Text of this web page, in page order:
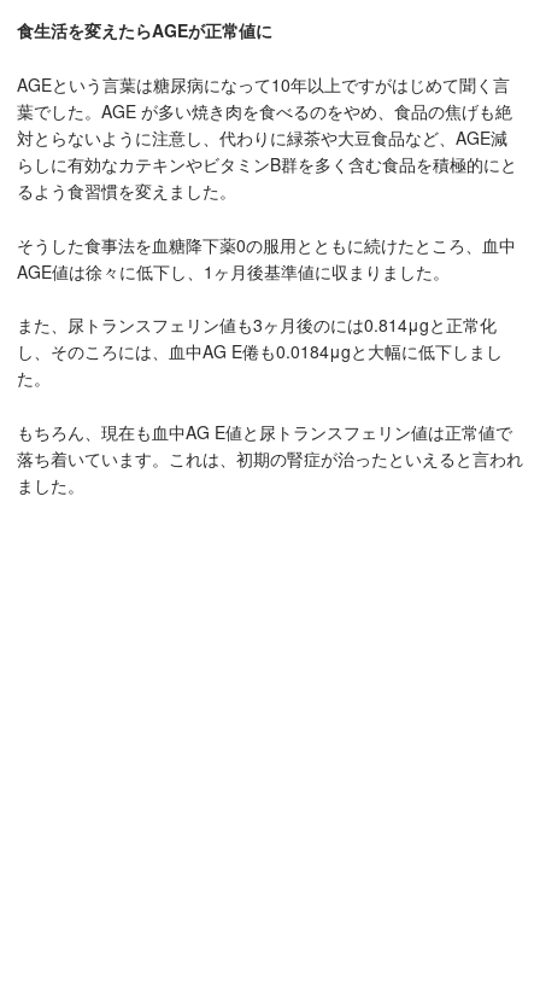
食生活を変えたらAGEが正常値に
AGEという言葉は糖尿病になって10年以上ですがはじめて聞く言
葉でした。AGE が多い焼き肉を食べるのをやめ、食品の焦げも絶
対とらないように注意し、代わりに緑茶や大豆食品など、AGE減
らしに有効なカテキンやビタミンB群を多く含む食品を積極的にと
るよう食習慣を変えました。
そうした食事法を血糖降下薬0の服用とともに続けたところ、血中
AGE値は徐々に低下し、1ヶ月後基準値に収まりました。
また、尿トランスフェリン値も3ヶ月後のには0.814μgと正常化
し、そのころには、血中AG E倦も0.0184μgと大幅に低下しまし
た。
もちろん、現在も血中AG E値と尿トランスフェリン値は正常値で
落ち着いています。これは、初期の腎症が治ったといえると言われ
ました。